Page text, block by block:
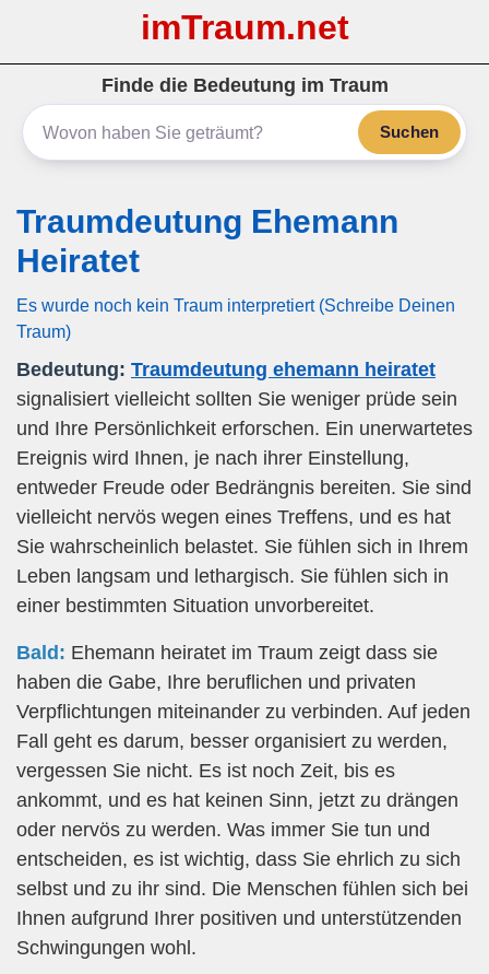
imTraum.net
Finde die Bedeutung im Traum
Suchen
Traumdeutung Ehemann
Heiratet
Es wurde noch kein Traum interpretiert (Schreibe Deinen
Traum)
Bedeutung: Traumdeutung ehemann heiratet
signalisiert vielleicht sollten Sie weniger prüde sein
und Ihre Persönlichkeit erforschen. Ein unerwartetes
Ereignis wird Ihnen, je nach ihrer Einstellung,
entweder Freude oder Bedrängnis bereiten. Sie sind
vielleicht nervös wegen eines Treffens, und es hat
Sie wahrscheinlich belastet. Sie fühlen sich in Ihrem
Leben langsam und lethargisch. Sie fühlen sich in
einer bestimmten Situation unvorbereitet.
Bald: Ehemann heiratet im Traum zeigt dass sie
haben die Gabe, Ihre beruflichen und privaten
Verpflichtungen miteinander zu verbinden. Auf jeden
Fall geht es darum, besser organisiert zu werden,
vergessen Sie nicht. Es ist noch Zeit, bis es
ankommt, und es hat keinen Sinn, jetzt zu drängen
oder nervös zu werden. Was immer Sie tun und
entscheiden, es ist wichtig, dass Sie ehrlich zu sich
selbst und zu ihr sind. Die Menschen fühlen sich bei
Ihnen aufgrund Ihrer positiven und unterstützenden
Schwingungen wohl.